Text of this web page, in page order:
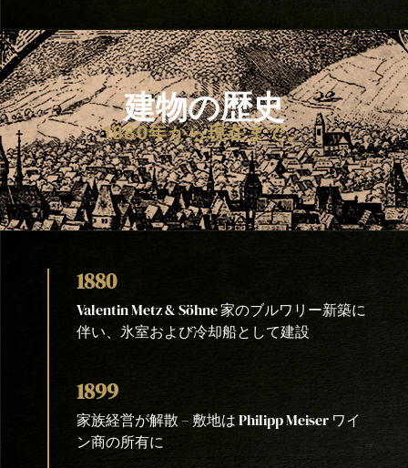
建物の歴史
1880年から現在まで。
1880
Valentin Metz & Söhne 家のブルワリー新築に
伴い、氷室および冷却船として建設
1899
家族経営が解散 – 敷地は Philipp Meiser ワイ
ン商の所有に